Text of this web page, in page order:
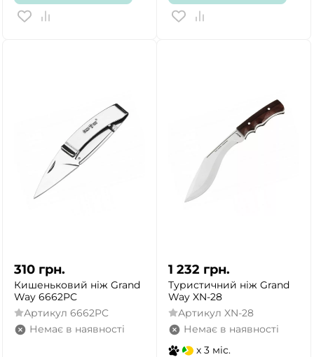
310 грн.
Кишеньковий ніж Grand
Way 6662PC
Артикул 6662PC
Немає в наявності
1 232 грн.
Туристичний ніж Grand
Way XN-28
Артикул XN-28
Немає в наявності
x 3 міс.